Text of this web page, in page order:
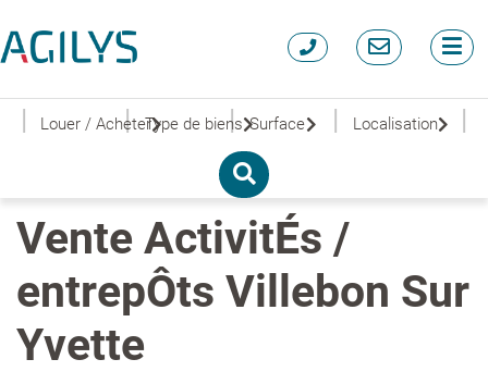
| Louer / Acheter
| Type de biens
| Surface | Localisation |
Vente ActivitÉs /
entrepÔts Villebon Sur
Yvette